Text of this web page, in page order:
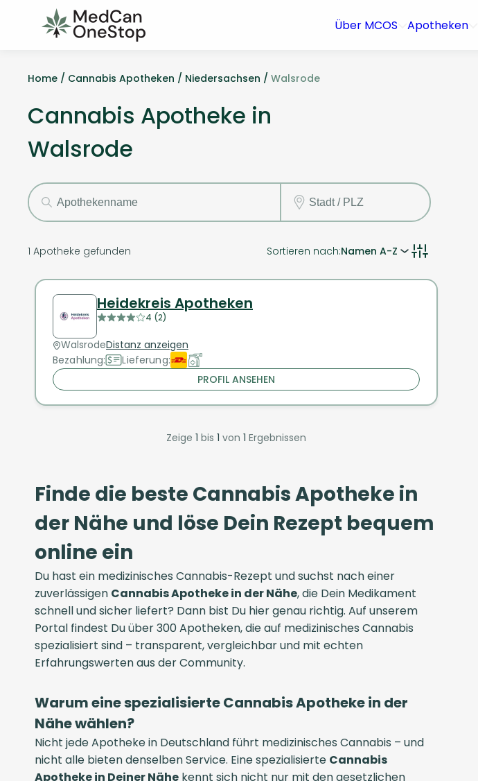
Über MCOS Apotheken
Home / Cannabis Apotheken / Niedersachsen / Walsrode
Cannabis Apotheke in
Walsrode
1 Apotheke gefunden Sortieren nach:Namen A-Z
Heidekreis Apotheken
4 (2)
WalsrodeDistanz anzeigen
Bezahlung:
Lieferung:
PROFIL ANSEHEN
Zeige 1 bis 1 von 1 Ergebnissen
Finde die beste Cannabis Apotheke in
der Nähe und löse Dein Rezept bequem
online ein
Du hast ein medizinisches Cannabis-Rezept und suchst nach einer
zuverlässigen Cannabis Apotheke in der Nähe, die Dein Medikament
schnell und sicher liefert? Dann bist Du hier genau richtig. Auf unserem
Portal findest Du über 300 Apotheken, die auf medizinisches Cannabis
spezialisiert sind – transparent, vergleichbar und mit echten
Erfahrungswerten aus der Community.
Warum eine spezialisierte Cannabis Apotheke in der
Nähe wählen?
Nicht jede Apotheke in Deutschland führt medizinisches Cannabis – und
nicht alle bieten denselben Service. Eine spezialisierte Cannabis
Apotheke in Deiner Nähe kennt sich nicht nur mit den gesetzlichen